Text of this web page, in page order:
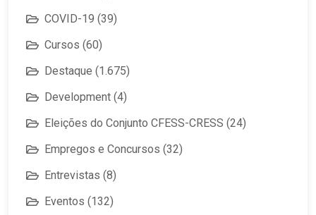
COVID-19 (39)
Cursos (60)
Destaque (1.675)
Development (4)
Eleições do Conjunto CFESS-CRESS (24)
Empregos e Concursos (32)
Entrevistas (8)
Eventos (132)